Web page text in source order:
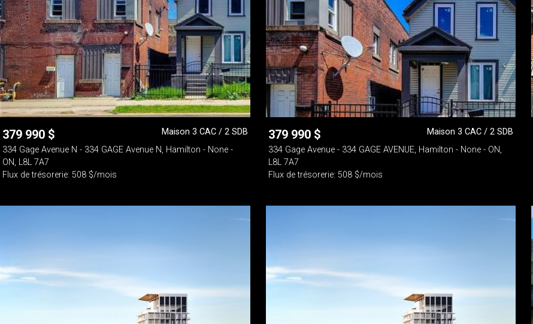
379 990 $
Maison 3 CAC / 2 SDB
334 Gage Avenue N - 334 GAGE Avenue N, Hamilton - None -
ON, L8L 7A7
Flux de trésorerie: 508 $/mois
379 990 $
Maison 3 CAC / 2 SDB
334 Gage Avenue - 334 GAGE AVENUE, Hamilton - None - ON,
L8L 7A7
Flux de trésorerie: 508 $/mois